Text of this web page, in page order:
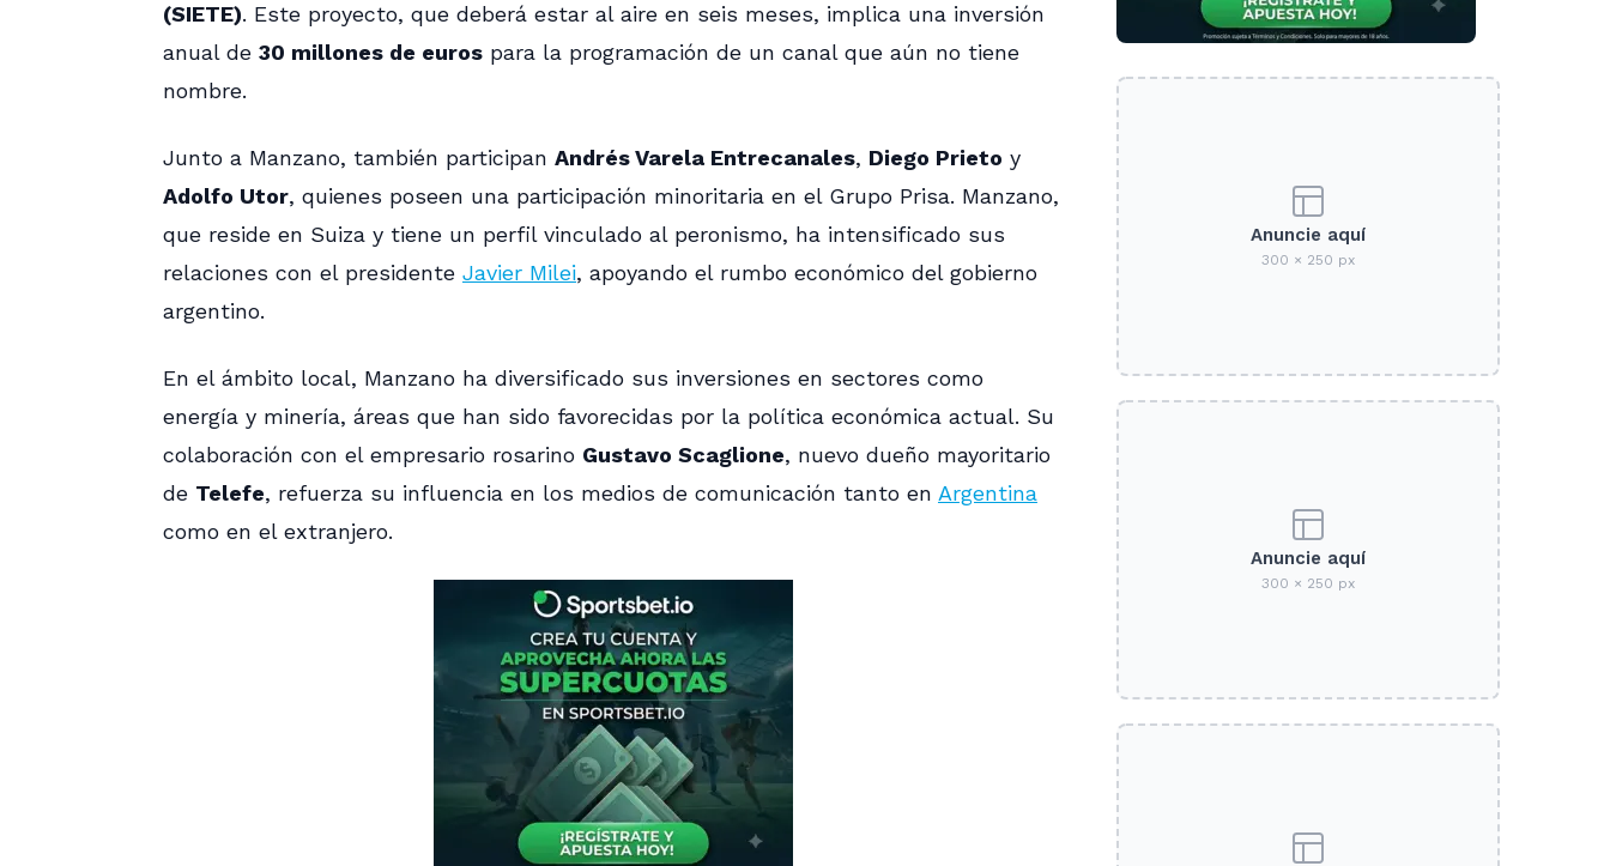
(SIETE). Este proyecto, que deberá estar al aire en seis meses, implica una inversión
anual de 30 millones de euros para la programación de un canal que aún no tiene
nombre.
Junto a Manzano, también participan Andrés Varela Entrecanales, Diego Prieto y
Adolfo Utor, quienes poseen una participación minoritaria en el Grupo Prisa. Manzano,
que reside en Suiza y tiene un perfil vinculado al peronismo, ha intensificado sus
relaciones con el presidente Javier Milei, apoyando el rumbo económico del gobierno
argentino.
En el ámbito local, Manzano ha diversificado sus inversiones en sectores como
energía y minería, áreas que han sido favorecidas por la política económica actual. Su
colaboración con el empresario rosarino Gustavo Scaglione, nuevo dueño mayoritario
de Telefe, refuerza su influencia en los medios de comunicación tanto en Argentina
como en el extranjero.
Anuncie aquí
300 × 250 px
Anuncie aquí
300 × 250 px